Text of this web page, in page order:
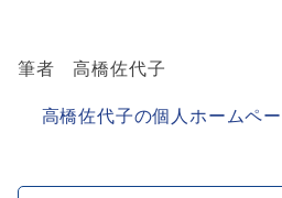
筆者 高橋佐代子
高橋佐代子の個人ホームペ